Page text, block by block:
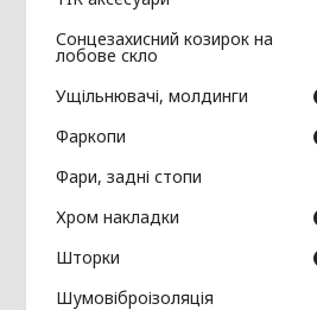
Сонцезахисний козирок на
лобове скло
Ущільнювачі, молдинги
Фаркопи
Фари, задні стопи
Хром накладки
Шторки
Шумовіброізоляція